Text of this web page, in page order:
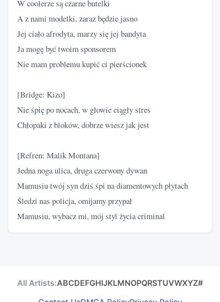
W coolerze są czarne butelki
A z nami modelki, zaraz będzie jasno
Jej ciało afrodyta, marzy się jej bandyta
Ja mogę być twoim sponsorem
Nie mam problemu kupić ci pierścionek
[Bridge: Kizo]
Nie śpię po nocach, w głowie ciągły stres
Chłopaki z bloków, dobrze wiesz jak jest
[Refren: Malik Montana]
Jedna noga ulica, druga czerwony dywan
Mamusiu twój syn dziś śpi na diamentowych płytach
Śledzi nas policja, omijamy przypał
Mamusiu, wybacz mi, mój styl życia criminal
All Artists:ABCDEFGHIJKLMNOPQRSTUVWXYZ#